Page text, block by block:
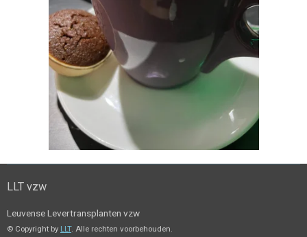
LLT vzw
Leuvense Levertransplanten vzw
© Copyright by LLT. Alle rechten voorbehouden.